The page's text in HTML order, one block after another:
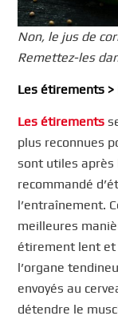
Non, le jus de
Remettez-les
Les étirements >
Les étirements
plus reconnues
sont utiles après
recommandé
l’entraînement.
meilleures
étirement lent et
l’organe
envoyés au
détendre le